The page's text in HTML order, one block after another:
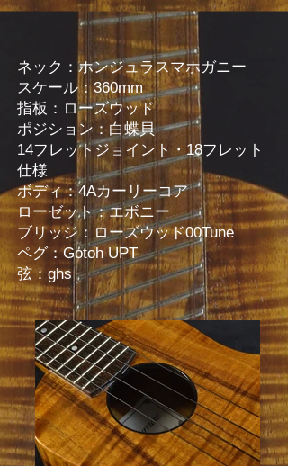
ネック：ホンジュラスマホガニー
スケール：360mm
指板：ローズウッド
ポジション：白蝶貝
14フレットジョイント・18フレット
仕様
ボディ：4Aカーリーコア
ローゼット：エボニー
ブリッジ：ローズウッド00Tune
ペグ：Gotoh UPT
弦：ghs